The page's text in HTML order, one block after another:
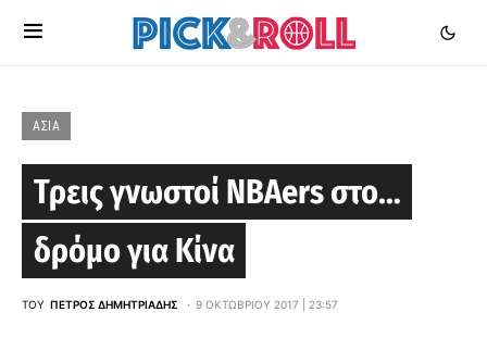
ΑΣΊΑ
Τρεις γνωστοί NBAers στο…
δρόμο για Κίνα
ΤΟΥ ΠΈΤΡΟΣ ΔΗΜΗΤΡΙΆΔΗΣ 9 ΟΚΤΩΒΡΊΟΥ 2017 | 23:57